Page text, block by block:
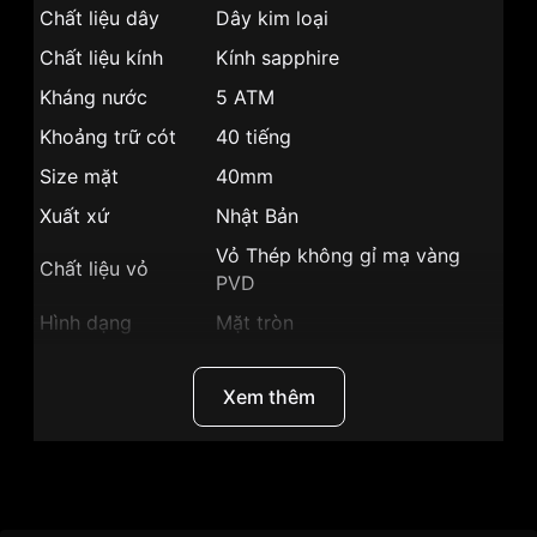
Chất liệu dây
Dây kim loại
Chất liệu kính
Kính sapphire
Kháng nước
5 ATM
Khoảng trữ cót
40 tiếng
Size mặt
40mm
Xuất xứ
Nhật Bản
Chất liệu vỏ
Vỏ Thép không gỉ mạ vàng
PVD
Hình dạng
Mặt tròn
Vỏ Màu Vàng
Sang trọng, Hở tim lộ đáy
Xem thêm